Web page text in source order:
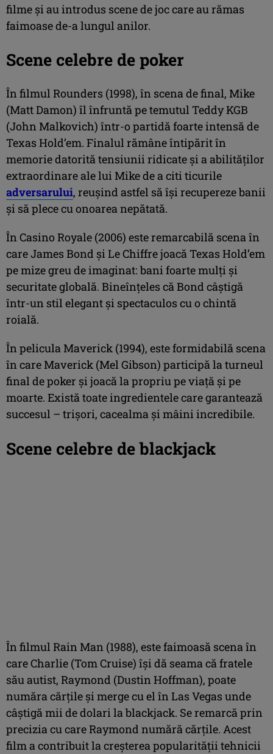
filme și au introdus scene de joc care au rămas
faimoase de-a lungul anilor.
Scene celebre de poker
În filmul Rounders (1998), în scena de final, Mike
(Matt Damon) îl înfruntă pe temutul Teddy KGB
(John Malkovich) într-o partidă foarte intensă de
Texas Hold’em. Finalul rămâne întipărit în
memorie datorită tensiunii ridicate și a abilităților
extraordinare ale lui Mike de a citi ticurile
adversarului, reușind astfel să își recupereze banii
și să plece cu onoarea nepătată.
În Casino Royale (2006) este remarcabilă scena în
care James Bond și Le Chiffre joacă Texas Hold’em
pe mize greu de imaginat: bani foarte mulți și
securitate globală. Bineînțeles că Bond câștigă
într-un stil elegant și spectaculos cu o chintă
roială.
În pelicula Maverick (1994), este formidabilă scena
în care Maverick (Mel Gibson) participă la turneul
final de poker și joacă la propriu pe viață și pe
moarte. Există toate ingredientele care garantează
succesul – trișori, cacealma și mâini incredibile.
Scene celebre de blackjack
În filmul Rain Man (1988), este faimoasă scena în
care Charlie (Tom Cruise) își dă seama că fratele
său autist, Raymond (Dustin Hoffman), poate
număra cărțile și merge cu el în Las Vegas unde
câștigă mii de dolari la blackjack. Se remarcă prin
precizia cu care Raymond numără cărțile. Acest
film a contribuit la creșterea popularității tehnicii